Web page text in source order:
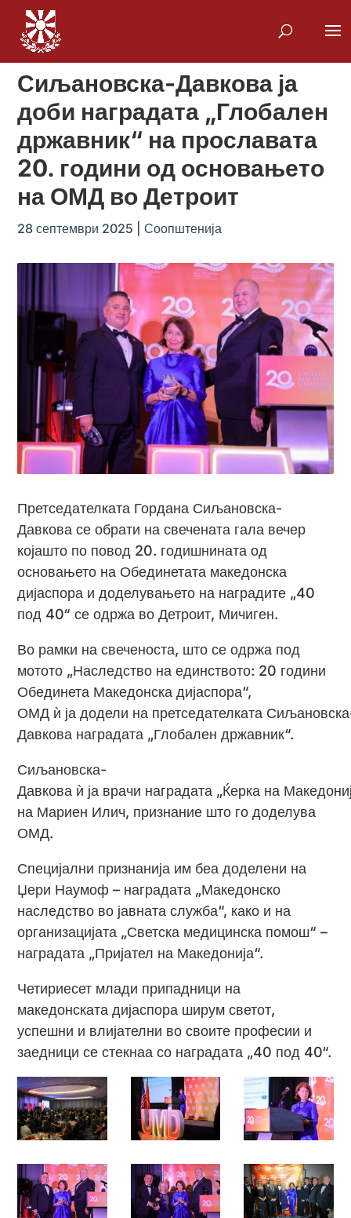
Сиљановска-Давкова ја
доби наградата „Глобален
државник“ на прославата
20. години од основањето
на ОМД во Детроит
28 септември 2025 |Соопштенија
Претседателката Гордана Сиљановска-
Давкова се обрати на свечената гала вечер
којашто по повод 20. годишнината од
основањето на Обединетата македонска
дијаспора и доделувањето на наградите „40
под 40“ се одржа во Детроит, Мичиген.
Во рамки на свеченоста, што се одржа под
мотото „Наследство на единството: 20 години
Обединета Македонска дијаспора“,
ОМД ѝ ја додели на претседателката
Давкова наградата „Глобален државник“.
Сиљановска-
Давкова ѝ ја врачи наградата „Ќерка на
на Мариен Илич, признание што го доделува
ОМД.
Специјални признанија им беа доделени на
Џери Наумоф – наградата „Македонско
наследство во јавната служба“, како и на
организацијата „Светска медицинска помош“ –
наградата „Пријател на Македонија“.
Четириесет млади припадници на
македонската дијаспора ширум светот,
успешни и влијателни во своите професии и
заедници се стекнаа со наградата „40 под 40“.